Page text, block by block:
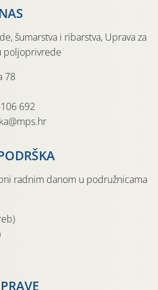
šumarstva i ribarstva, Uprava za
poljoprivrede
78
692
radnim danom u podružnicama